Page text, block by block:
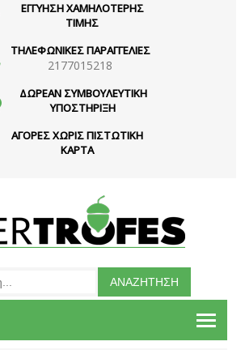
ΕΓΓΥΗΣΗ ΧΑΜΗΛΟΤΕΡΗΣ
ΤΙΜΗΣ
ΤΗΛΕΦΩΝΙΚΕΣ ΠΑΡΑΓΓΕΛΙΕΣ
2177015218
ΔΩΡΕΑΝ ΣΥΜΒΟΥΛΕΥΤΙΚΗ
ΥΠΟΣΤΗΡΙΞΗ
ΑΓΟΡΕΣ ΧΩΡΙΣ ΠΙΣΤΩΤΙΚΗ
ΚΑΡΤΑ